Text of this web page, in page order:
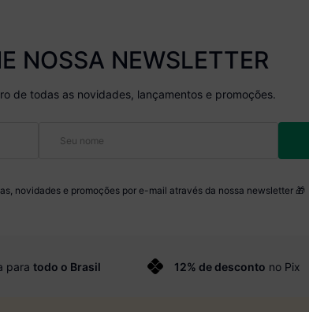
NOSSA NEWSLETTER
de todas as novidades, lançamentos e promoções.
novidades e promoções por e-mail através da nossa newsletter 🎁
paratodo o Brasil 12% de desconto no Pix